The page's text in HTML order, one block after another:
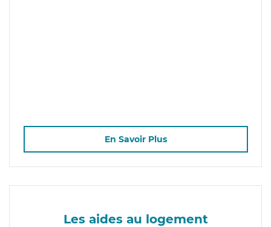
En Savoir Plus
Les aides au logement